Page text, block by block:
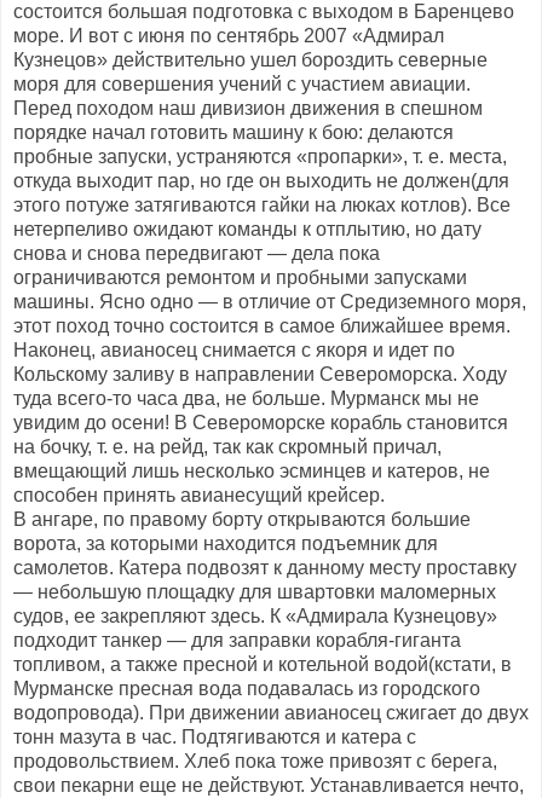
состоится большая подготовка с выходом в Баренцево
море. И вот с июня по сентябрь 2007 «Адмирал
Кузнецов» действительно ушел бороздить северные
моря для совершения учений с участием авиации.
Перед походом наш дивизион движения в спешном
порядке начал готовить машину к бою: делаются
пробные запуски, устраняются «пропарки», т. е. места,
откуда выходит пар, но где он выходить не должен(для
этого потуже затягиваются гайки на люках котлов). Все
нетерпеливо ожидают команды к отплытию, но дату
снова и снова передвигают — дела пока
ограничиваются ремонтом и пробными запусками
машины. Ясно одно — в отличие от Средиземного моря,
этот поход точно состоится в самое ближайшее время.
Наконец, авианосец снимается с якоря и идет по
Кольскому заливу в направлении Североморска. Ходу
туда всего-то часа два, не больше. Мурманск мы не
увидим до осени! В Североморске корабль становится
на бочку, т. е. на рейд, так как скромный причал,
вмещающий лишь несколько эсминцев и катеров, не
способен принять авианесущий крейсер.
В ангаре, по правому борту открываются большие
ворота, за которыми находится подъемник для
самолетов. Катера подвозят к данному месту проставку
— небольшую площадку для швартовки маломерных
судов, ее закрепляют здесь. К «Адмирала Кузнецову»
подходит танкер — для заправки корабля-гиганта
топливом, а также пресной и котельной водой(кстати, в
Мурманске пресная вода подавалась из городского
водопровода). При движении авианосец сжигает до двух
тонн мазута в час. Подтягиваются и катера с
продовольствием. Хлеб пока тоже привозят с берега,
свои пекарни еще не действуют. Устанавливается нечто,